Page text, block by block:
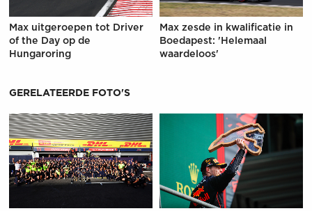
Max uitgeroepen tot Driver
of the Day op de
Hungaroring
Max zesde in kwalificatie in
Boedapest: 'Helemaal
waardeloos'
GERELATEERDE FOTO'S